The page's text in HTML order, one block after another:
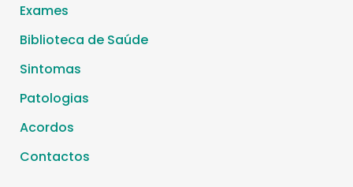
Exames
Biblioteca de Saúde
Sintomas
Patologias
Acordos
Contactos